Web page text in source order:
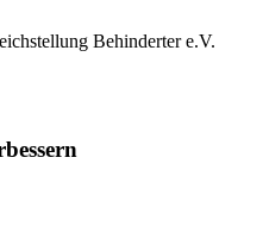
Behinderter e.V.